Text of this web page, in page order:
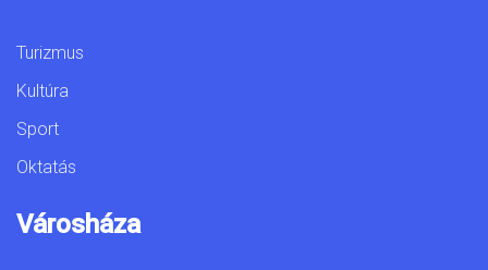
Turizmus
Kultúra
Sport
Oktatás
Városháza